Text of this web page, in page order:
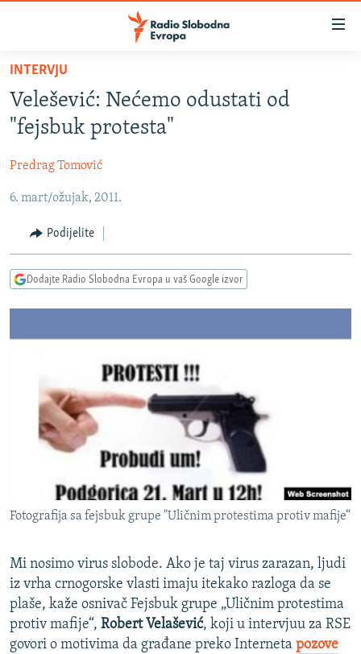
Pređite
glavni
sadržaj
Pređite
na
navigaciju
Pređite
pretragu
VIJESTI
BOSNA I HERCEGOVINA
SRBIJA
KOSOVO
CRNA GORA
VIZUELNO
FOTOGALERIJE
PODCASTI
RAT U UKRAJINI
DNEVNO@RSE
SPECIJALI RSE
VIŠE OD NASLOVA
GENOCID U SREBRENICI
POPLAVE I KLIZIŠTA U BIH 2024.
POST SCRIPTUM
MOJA EVROPA
TRI DECENIJE OD RATA U BIH
Sve RFE/RL stranice
INTERVJU
Velešević: Nećemo odustati od
"fejsbuk protesta"
Predrag Tomović
6. mart/ožujak, 2011.
Podijelite
Dodajte Radio Slobodna Evropa u vaš Google izvor
Fotografija sa fejsbuk grupe "Uličnim protestima protiv mafije“
Mi nosimo virus slobode. Ako je taj virus zarazan, ljudi
iz vrha crnogorske vlasti imaju itekako razloga da se
plaše, kaže osnivač Fejsbuk grupe „Uličnim protestima
protiv mafije“, Robert Velašević, koji u intervjuu za RSE
govori o motivima da građane preko Interneta pozove